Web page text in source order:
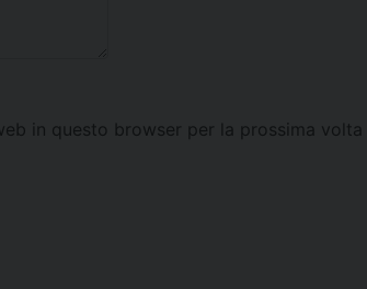
in questo browser per la prossima